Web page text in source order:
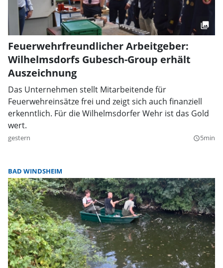
Feuerwehrfreundlicher Arbeitgeber:
Wilhelmsdorfs Gubesch-Group erhält
Auszeichnung
Das Unternehmen stellt Mitarbeitende für
Feuerwehreinsätze frei und zeigt sich auch finanziell
erkenntlich. Für die Wilhelmsdorfer Wehr ist das Gold
wert.
gestern query_builder5min
BAD WINDSHEIM